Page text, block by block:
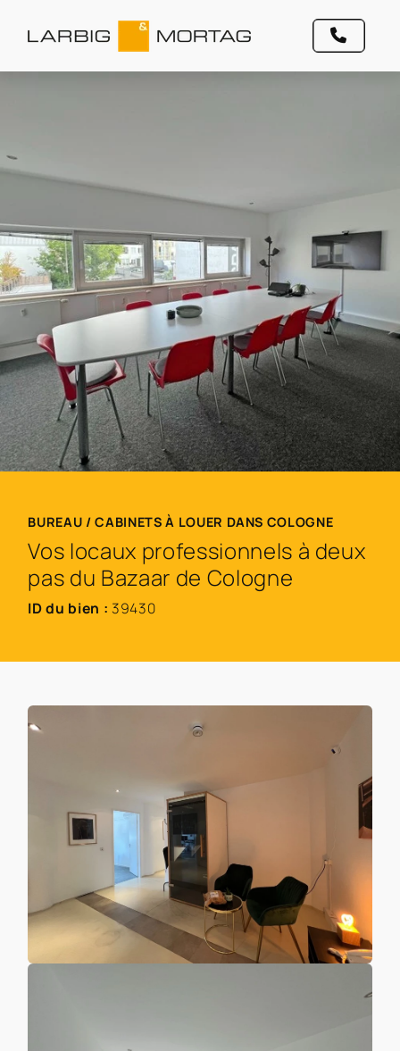
BUREAU / CABINETS À LOUER DANS COLOGNE
Vos locaux professionnels à deux
pas du Bazaar de Cologne
ID du bien : 39430